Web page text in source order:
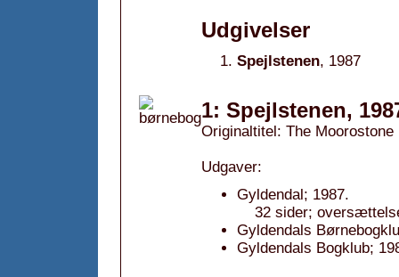
Udgivelser
Spejlstenen, 1987
1: Spejlstenen,
Originaltitel: The Moorostone
Udgaver:
Gyldendal; 1987.
32 sider;
Gyldendals
Gyldendals Bogklub;